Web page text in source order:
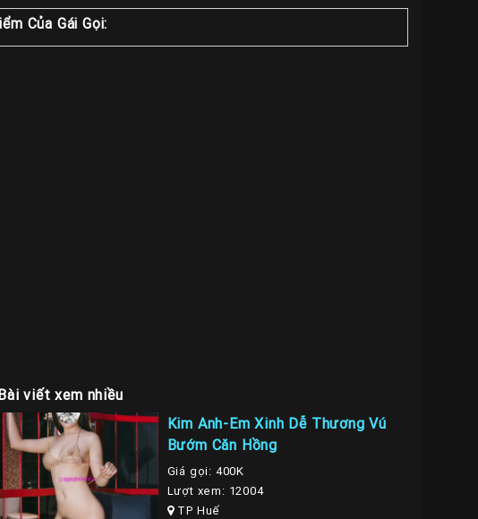
Của Gái Gọi:
viết xem nhiều
Kim Anh-Em Xinh Dễ Thương Vú
Bướm Căn Hồng
Giá gọi: 400K
Lượt xem: 12004
TP Huế